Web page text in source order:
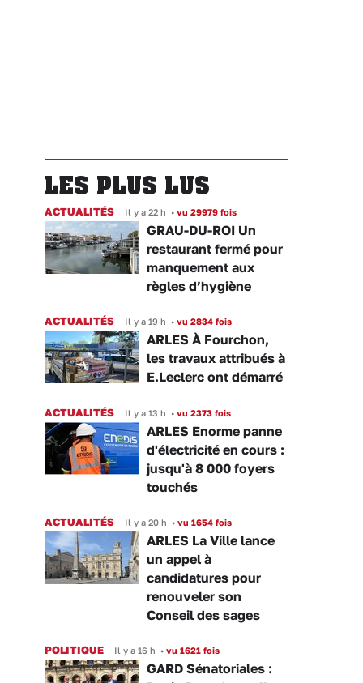
LES PLUS LUS
ACTUALITÉS Il y a 22 h • vu 29979 fois
GRAU-DU-ROI Un
restaurant fermé pour
manquement aux
règles d’hygiène
ACTUALITÉS Il y a 19 h • vu 2834 fois
ARLES À Fourchon,
les travaux attribués à
E.Leclerc ont démarré
ACTUALITÉS Il y a 13 h • vu 2373 fois
ARLES Enorme panne
d'électricité en cours :
jusqu'à 8 000 foyers
touchés
ACTUALITÉS Il y a 20 h • vu 1654 fois
ARLES La Ville lance
un appel à
candidatures pour
renouveler son
Conseil des sages
POLITIQUE Il y a 16 h • vu 1621 fois
GARD Sénatoriales :